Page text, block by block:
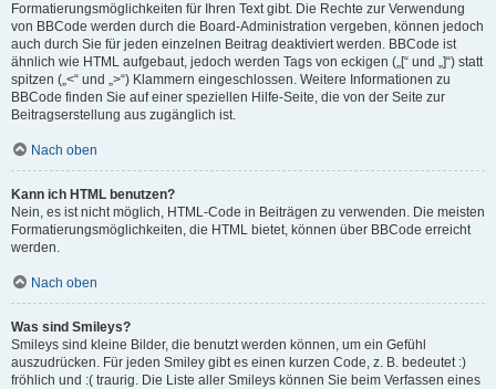
Formatierungsmöglichkeiten für Ihren Text gibt. Die Rechte zur Verwendung
von BBCode werden durch die Board-Administration vergeben, können jedoch
auch durch Sie für jeden einzelnen Beitrag deaktiviert werden. BBCode ist
ähnlich wie HTML aufgebaut, jedoch werden Tags von eckigen („[“ und „]“) statt
spitzen („<“ und „>“) Klammern eingeschlossen. Weitere Informationen zu
BBCode finden Sie auf einer speziellen Hilfe-Seite, die von der Seite zur
Beitragserstellung aus zugänglich ist.
Nach oben
Kann ich HTML benutzen?
Nein, es ist nicht möglich, HTML-Code in Beiträgen zu verwenden. Die meisten
Formatierungsmöglichkeiten, die HTML bietet, können über BBCode erreicht
werden.
Nach oben
Was sind Smileys?
Smileys sind kleine Bilder, die benutzt werden können, um ein Gefühl
auszudrücken. Für jeden Smiley gibt es einen kurzen Code, z. B. bedeutet :)
fröhlich und :( traurig. Die Liste aller Smileys können Sie beim Verfassen eines